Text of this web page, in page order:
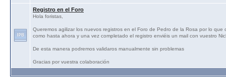
Registro en el Foro
Hola foristas,
Queremos agilizar los nuevos registros en el Foro de Pedro de la Rosa por lo
como hasta ahora y una vez completado el registro enviéis un mail con vuestro
De esta manera podremos validaros manualmente sin problemas
Gracias por vuestra colaboración